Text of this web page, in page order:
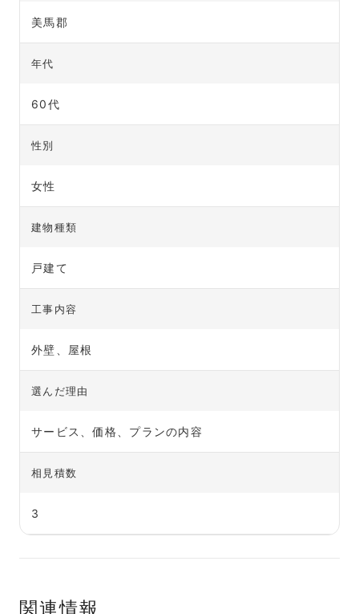
美馬郡
年代
60代
性別
女性
建物種類
戸建て
工事内容
外壁、屋根
選んだ理由
サービス、価格、プランの内容
相見積数
3
関連情報